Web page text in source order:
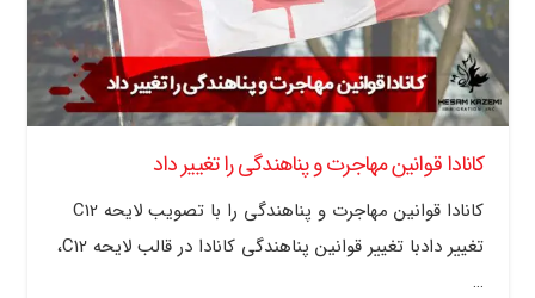
کانادا قوانین مهاجرت و پناهندگی را تغییر داد
کانادا قوانین مهاجرت و پناهندگی را با تصویب لایحه C12
تغییر دادبا تغییر قوانین پناهندگی کانادا در قالب لایحه C12،
…